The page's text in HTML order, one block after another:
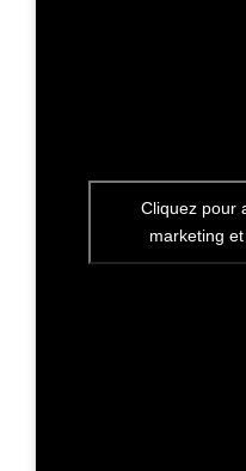
Cliquez pour
marketing